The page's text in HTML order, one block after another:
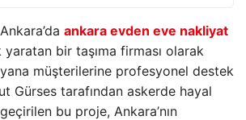
ankara evden eve nakliyat
bir taşıma firması olarak
yana müşterilerine profesyonel destek
Gürses tarafından askerde hayal
bu proje, Ankara’nın